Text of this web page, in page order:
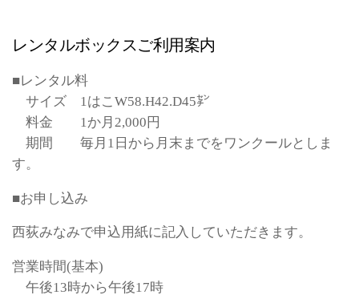
レンタルボックスご利用案内
■レンタル料
サイズ 1はこW58.H42.D45㌢
料金 1か月2,000円
期間 毎月1日から月末までをワンクールとしま
す。
■お申し込み
西荻みなみで申込用紙に記入していただきます。
営業時間(基本)
午後13時から午後17時